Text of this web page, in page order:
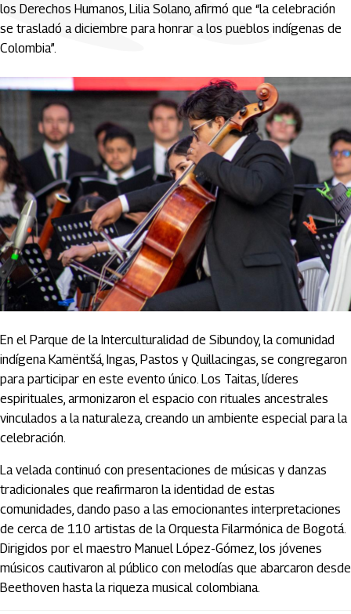
los Derechos Humanos, Lilia Solano, afirmó que “la celebración
se trasladó a diciembre para honrar a los pueblos indígenas de
Colombia”.
En el Parque de la Interculturalidad de Sibundoy, la comunidad
indígena Kamëntšá, Ingas, Pastos y Quillacingas, se congregaron
para participar en este evento único. Los Taitas, líderes
espirituales, armonizaron el espacio con rituales ancestrales
vinculados a la naturaleza, creando un ambiente especial para la
celebración.
La velada continuó con presentaciones de músicas y danzas
tradicionales que reafirmaron la identidad de estas
comunidades, dando paso a las emocionantes interpretaciones
de cerca de 110 artistas de la Orquesta Filarmónica de Bogotá.
Dirigidos por el maestro Manuel López-Gómez, los jóvenes
músicos cautivaron al público con melodías que abarcaron desde
Beethoven hasta la riqueza musical colombiana.